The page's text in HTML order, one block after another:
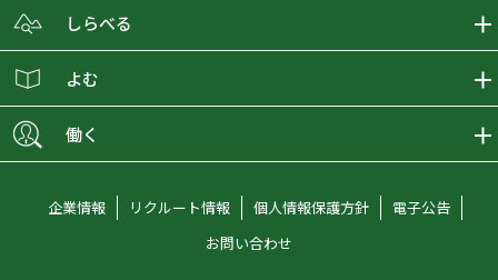
取り扱いブランド一覧
ショップブログ
会員募集
おとな女子登山部
グラビティリサーチ
しらべる
登山レポート
オンラインコンシェルジュ
よむ
働く
企業情報 リクルート情報 個人情報保護方針
電子公告
お問い合わせ